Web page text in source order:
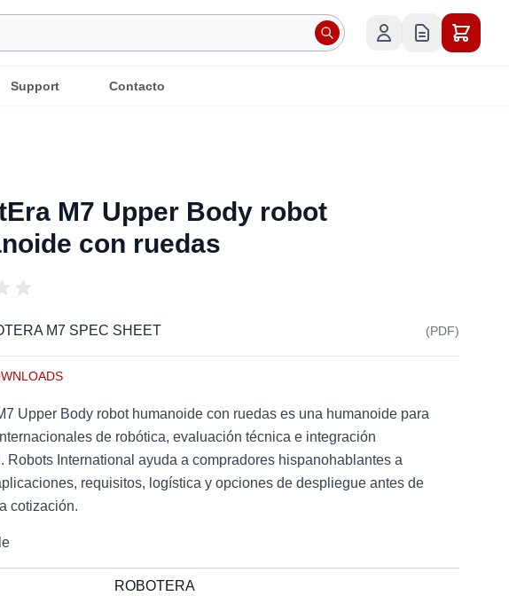
Support Contacto
M7 Upper Body robot
con ruedas
M7 SPEC SHEET (PDF)
Upper Body robot humanoide con ruedas es una humanoide para
de robótica, evaluación técnica e integración
Robots International ayuda a compradores hispanohablantes a
requisitos, logística y opciones de despliegue antes de
cotización.
ROBOTERA